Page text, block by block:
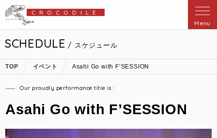
CROCODILE
Menu
SCHEDULE / スケジュール
TOP イベント Asahi Go with F’SESSION
Our proudly performance title is :
Asahi Go with F’SESSION